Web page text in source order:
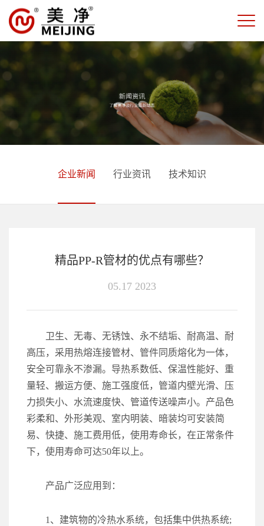
企业新闻 行业资讯 技术知识
精品PP-R管材的优点有哪些？
05.17 2023
卫生、无毒、无锈蚀、永不结垢、耐高温、耐
高压，采用热熔连接管材、管件同质熔化为一体，
安全可靠永不渗漏。导热系数低、保温性能好、重
量轻、搬运方便、施工强度低，管道内壁光滑、压
力损失小、水流速度快、管道传送噪声小。产品色
彩柔和、外形美观、室内明装、暗装均可安装简
易、快捷、施工费用低，使用寿命长，在正常条件
下，使用寿命可达50年以上。
产品广泛应用到：
1、建筑物的冷热水系统，包括集中供热系统;